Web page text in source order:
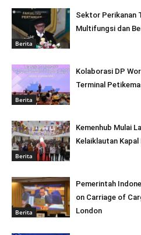
Berita
Sektor Perikanan
Multifungsi dan
Berita
Kolaborasi DP
Terminal
Berita
Kemenhub Mulai
Kelaiklautan
Berita
Pemerintah
on Carriage of
London